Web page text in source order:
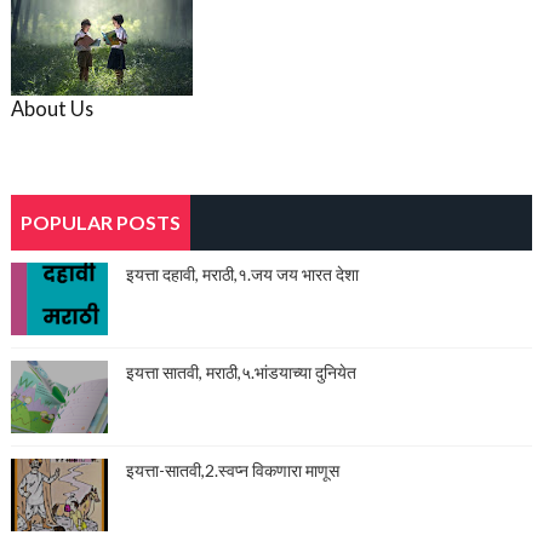
About Us
POPULAR POSTS
इयत्ता दहावी, मराठी,१.जय जय भारत देशा
इयत्ता सातवी, मराठी,५.भांडयाच्या दुनियेत
इयत्ता-सातवी,2.स्वप्न विकणारा माणूस